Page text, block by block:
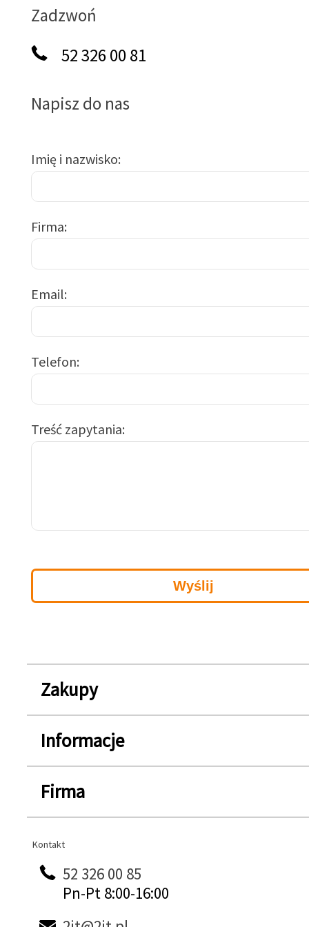
Zadzwoń
52 326 00 81
Napisz do nas
Imię i nazwisko
Firma
Email
Telefon
Treść zapytania
Zakupy
Informacje
Firma
Kontakt
Kontakt
52 326 00 85
Pn-Pt 8:00-16:00